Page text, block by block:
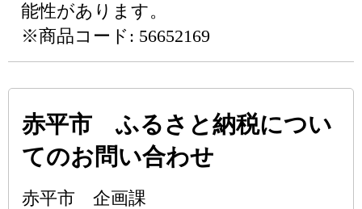
能性があります。
※商品コード: 56652169
赤平市 ふるさと納税につい
てのお問い合わせ
赤平市 企画課